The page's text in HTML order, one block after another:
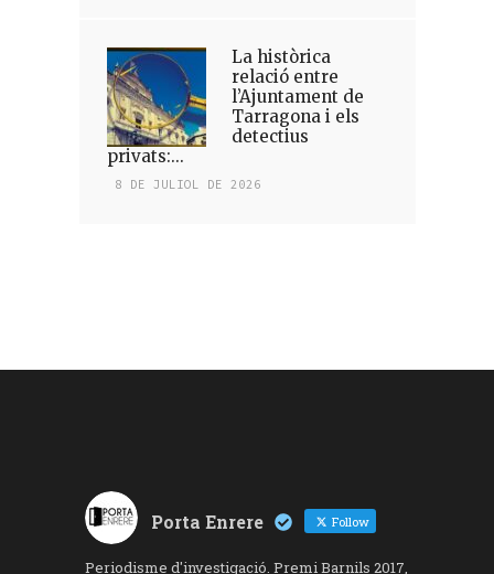
La històrica
relació entre
l’Ajuntament de
Tarragona i els
detectius
privats:...
8 DE JULIOL DE 2026
Porta Enrere Follow
Periodisme d'investigació. Premi Barnils 2017,